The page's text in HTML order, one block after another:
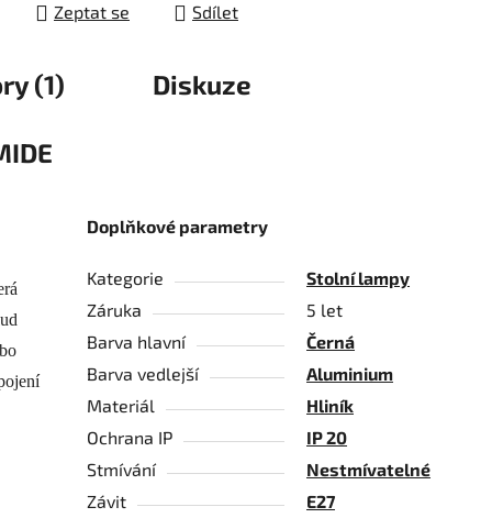
Zeptat se Sdílet
(1) Diskuze
Doplňkové parametry
Kategorie
Stolní lampy
Záruka
5 let
Barva hlavní
Černá
Barva vedlejší
Aluminium
Materiál
Hliník
Ochrana IP
IP 20
Stmívání
Nestmívatelné
Závit
E27